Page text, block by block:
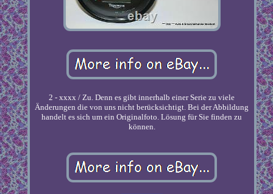
2 - xxxx / Zu. Denn es gibt innerhalb einer Serie zu viele
Änderungen die von uns nicht berücksichtigt. Bei der Abbildung
handelt es sich um ein Originalfoto. Lösung für Sie finden zu
können.